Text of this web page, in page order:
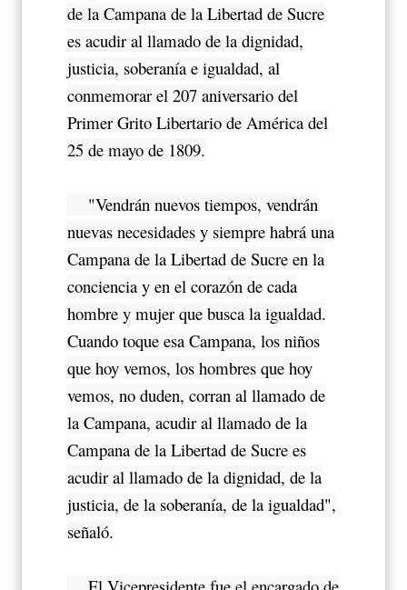
de la Campana de la Libertad de Sucre
es acudir al llamado de la dignidad,
justicia, soberanía e igualdad, al
conmemorar el 207 aniversario del
Primer Grito Libertario de América del
25 de mayo de 1809.
"Vendrán nuevos tiempos, vendrán
nuevas necesidades y siempre habrá una
Campana de la Libertad de Sucre en la
conciencia y en el corazón de cada
hombre y mujer que busca la igualdad.
Cuando toque esa Campana, los niños
que hoy vemos, los hombres que hoy
vemos, no duden, corran al llamado de
la Campana, acudir al llamado de la
Campana de la Libertad de Sucre es
acudir al llamado de la dignidad, de la
justicia, de la soberanía, de la igualdad",
señaló.